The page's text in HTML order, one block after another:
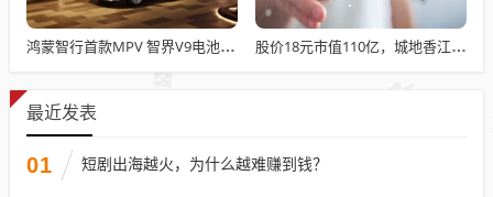
鸿蒙智行首款MPV 智界V9电池信息曝光：WLTC最远续航223km 股价18元市值110亿，城地香江却被查出连续7季财报失真
最近发表
01 短剧出海越火，为什么越难赚到钱？